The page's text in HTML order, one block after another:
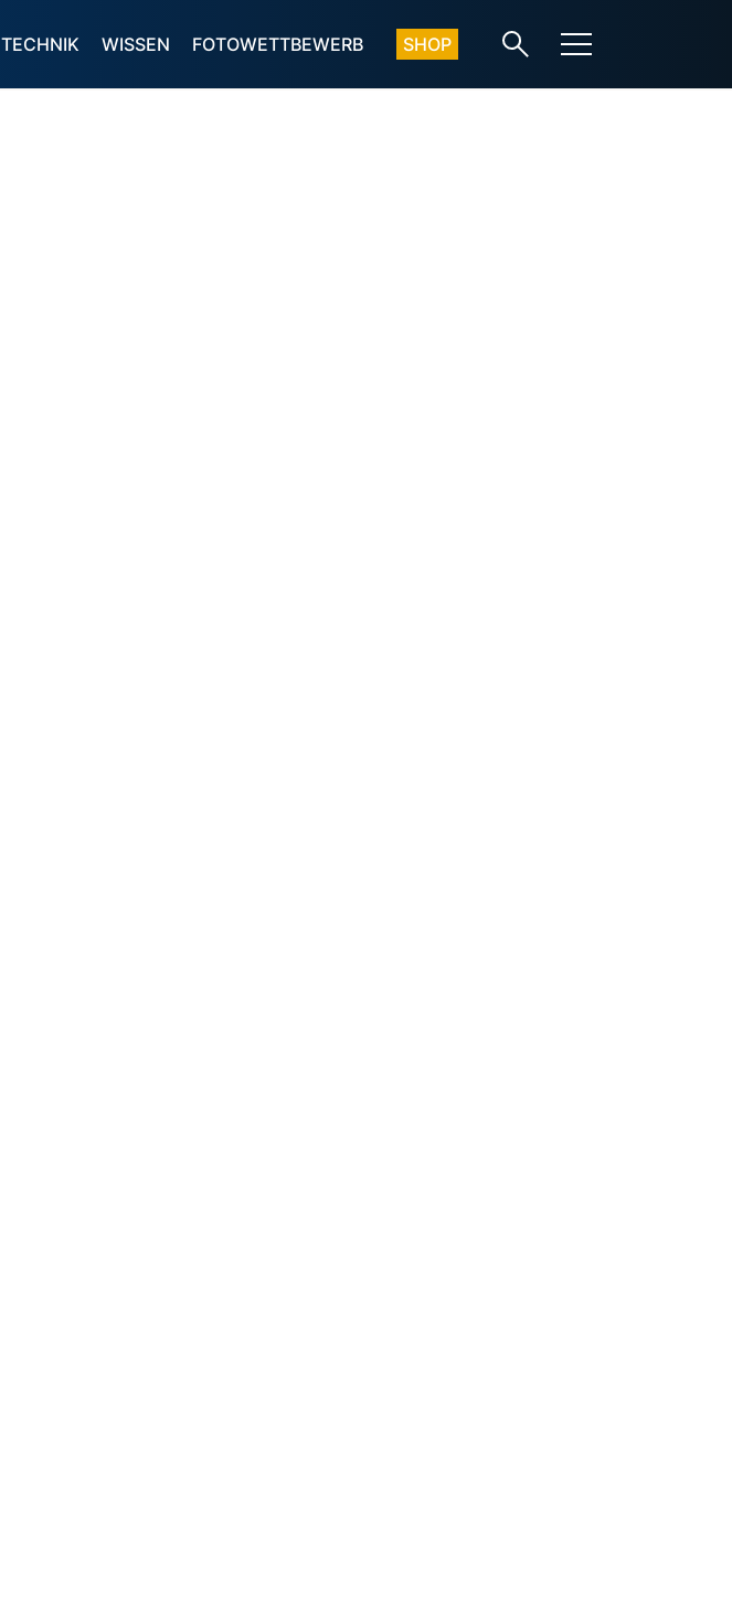
TECHNIK WISSEN FOTOWETTBEWERB SHOP